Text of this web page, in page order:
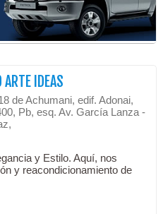
ARTE IDEAS
de Achumani, edif. Adonai,
Pb, esq. Av. García Lanza -
y Estilo. Aquí, nos
y reacondicionamiento de